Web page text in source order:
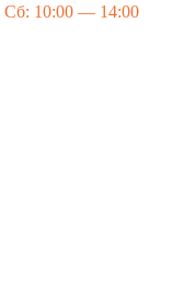
Сб: 10:00 — 14:00